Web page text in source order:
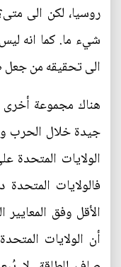
روسيا، لكن الى
شيء ما. كما انه
الى تحقيقه من جعل
هناك مجموعة أخرى
جيدة خلال الحرب
الولايات المتحدة
فالولايات
الأقل وفق
أن الولايات